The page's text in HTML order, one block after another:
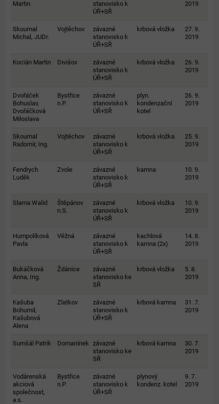
Martin
stanovisko k
ÚŘ+SŘ
2019
Skoumal
Michal, JUDr.
Vojtěchov
závazné
stanovisko k
ÚŘ+SŘ
krbová vložka
27. 9.
2019
Kocián Martin Divišov
závazné
stanovisko k
ÚŘ+SŘ
krbová vložka
26. 9.
2019
Dvořáček
Bohuslav,
Dvořáčková
Miloslava
Bystřice
n.P.
závazné
stanovisko k
ÚŘ+SŘ
plyn.
kondenzační
kotel
26. 9.
2019
Skoumal
Radomír, Ing.
Vojtěchov
závazné
stanovisko k
ÚŘ+SŘ
krbová vložka
25. 9.
2019
Fendrych
Luděk
Zvole
závazné
stanovisko k
ÚŘ+SŘ
kamna
10. 9.
2019
Slama Walid
Štěpánov
n.S.
závazné
stanovisko k
ÚŘ+SŘ
krbová vložka
10. 9.
2019
Humpolíková
Pavla
Věžná
závazné
stanovisko k
ÚŘ+SŘ
kachlová
kamna (2x)
14. 8.
2019
Bukáčková
Anna, Ing.
Ždánice
závazné
stanovisko ke
SŘ
krbová vložka
5. 8.
2019
Kašuba
Bohumil,
Kašubová
Alena
Zlatkov
závazné
stanovisko k
ÚŘ+SŘ
krbová kamna
31. 7.
2019
Sumšál Patrik Domanínek závazné
stanovisko ke
SŘ
krbová kamna
30. 7.
2019
Vodárenská
akciová
společnost,
a.s.
Bystřice
n.P.
závazné
stanovisko k
ÚŘ+SŘ
plynový
kondenz. kotel
9. 7.
2019